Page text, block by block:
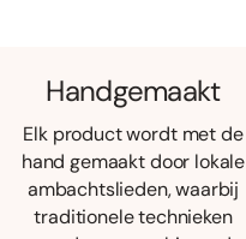
Handgemaakt
Elk product wordt met de
hand gemaakt door lokale
ambachtslieden, waarbij
traditionele technieken